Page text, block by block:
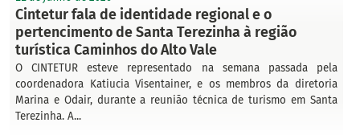
Cintetur fala de identidade regional e o
pertencimento de Santa Terezinha à região
turística Caminhos do Alto Vale
O CINTETUR esteve representado na semana passada pela
coordenadora Katiucia Visentainer, e os membros da diretoria
Marina e Odair, durante a reunião técnica de turismo em Santa
Terezinha. A...